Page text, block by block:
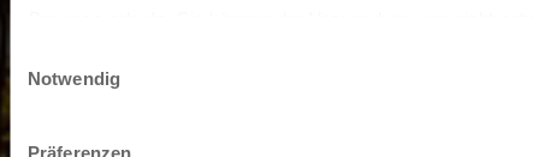
entscheiden, nur notwendige Cookies zu verwenden, indem
Impressum
Notwendig
Präferenzen